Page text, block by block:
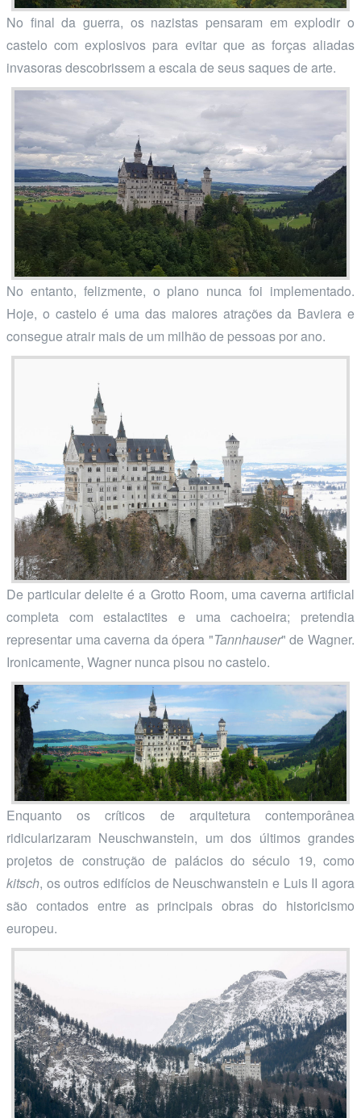
No final da guerra, os nazistas pensaram em explodir o
castelo com explosivos para evitar que as forças aliadas
invasoras descobrissem a escala de seus saques de arte.
No entanto, felizmente, o plano nunca foi implementado.
Hoje, o castelo é uma das maiores atrações da Baviera e
consegue atrair mais de um milhão de pessoas por ano.
De particular deleite é a Grotto Room, uma caverna artificial
completa com estalactites e uma cachoeira; pretendia
representar uma caverna da ópera "Tannhauser" de Wagner.
Ironicamente, Wagner nunca pisou no castelo.
Enquanto os críticos de arquitetura contemporânea
ridicularizaram Neuschwanstein, um dos últimos grandes
projetos de construção de palácios do século 19, como
kitsch, os outros edifícios de Neuschwanstein e Luis II agora
são contados entre as principais obras do historicismo
europeu.